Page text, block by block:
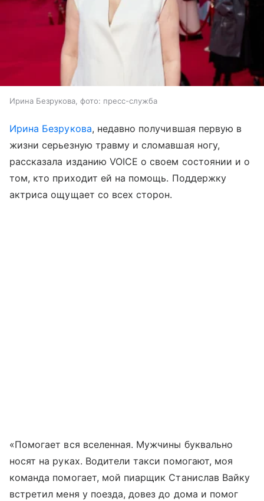
Ирина Безрукова, фото: пресс-служба
Ирина Безрукова, недавно получившая первую в
жизни серьезную травму и сломавшая ногу,
рассказала изданию VOICE о своем состоянии и о
том, кто приходит ей на помощь. Поддержку
актриса ощущает со всех сторон.
«Помогает вся вселенная. Мужчины буквально
носят на руках. Водители такси помогают, моя
команда помогает, мой пиарщик Станислав Вайку
встретил меня у поезда, довез до дома и помог